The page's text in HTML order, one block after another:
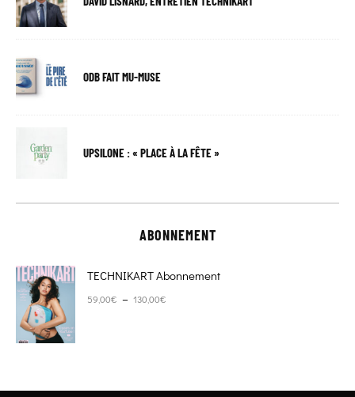
ODB FAIT MU-MUSE
UPSILONE : « PLACE À LA FÊTE »
ABONNEMENT
TECHNIKART Abonnement
59,00€ – 130,00€